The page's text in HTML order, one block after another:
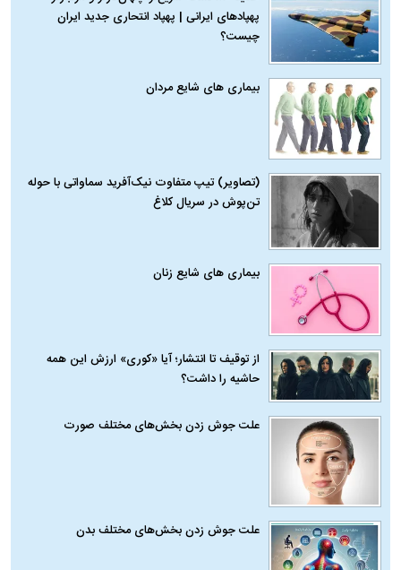
پهپادهای ایرانی | پهپاد انتحاری جدید ایران
چیست؟
بیماری‌ های شایع مردان
(تصاویر) تیپ متفاوت نیک‌آفرید سماواتی با حوله
تن‌پوش در سریال کلاغ
بیماری‌ های شایع زنان
از توقیف تا انتشار؛ آیا «کوری» ارزش این همه
حاشیه را داشت؟
علت جوش زدن بخش‌های مختلف صورت
علت جوش زدن بخش‌های مختلف بدن